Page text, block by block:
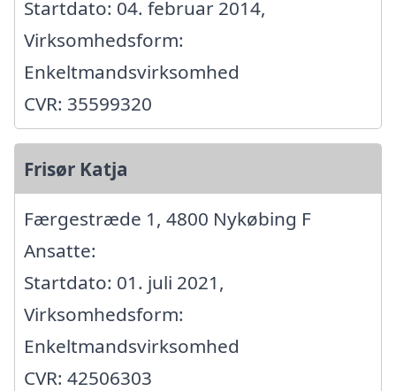
Startdato: 04. februar 2014,
Virksomhedsform:
Enkeltmandsvirksomhed
CVR: 35599320
Frisør Katja
Færgestræde 1, 4800 Nykøbing F
Ansatte:
Startdato: 01. juli 2021,
Virksomhedsform:
Enkeltmandsvirksomhed
CVR: 42506303